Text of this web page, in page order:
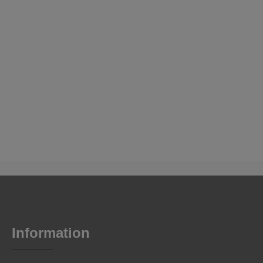
Information